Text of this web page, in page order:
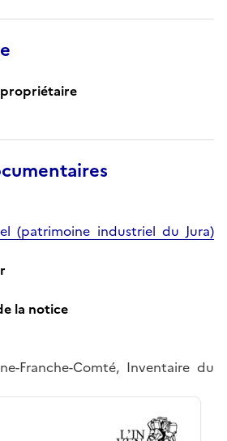
(patrimoine industriel du Jura)
la notice
Franche-Comté, Inventaire du